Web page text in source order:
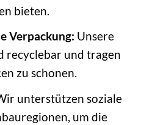
bieten.
Verpackung: Unsere
recyclebar und tragen
zu schonen.
unterstützen soziale
um die